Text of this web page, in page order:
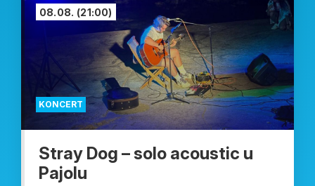
KONCERT
08.08. (21:00)
Stray Dog – solo acoustic u
Pajolu